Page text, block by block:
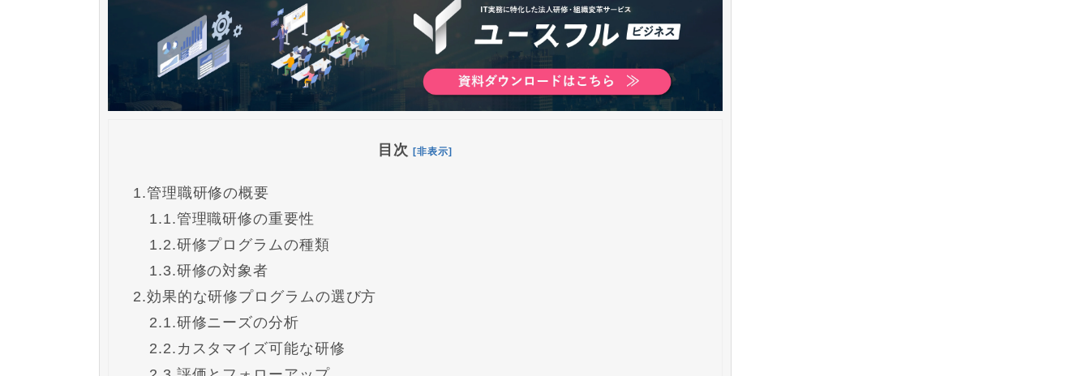
目次 [非表示]
1.管理職研修の概要
1.1.管理職研修の重要性
1.2.研修プログラムの種類
1.3.研修の対象者
2.効果的な研修プログラムの選び方
2.1.研修ニーズの分析
2.2. カスタマイズ可能な研修